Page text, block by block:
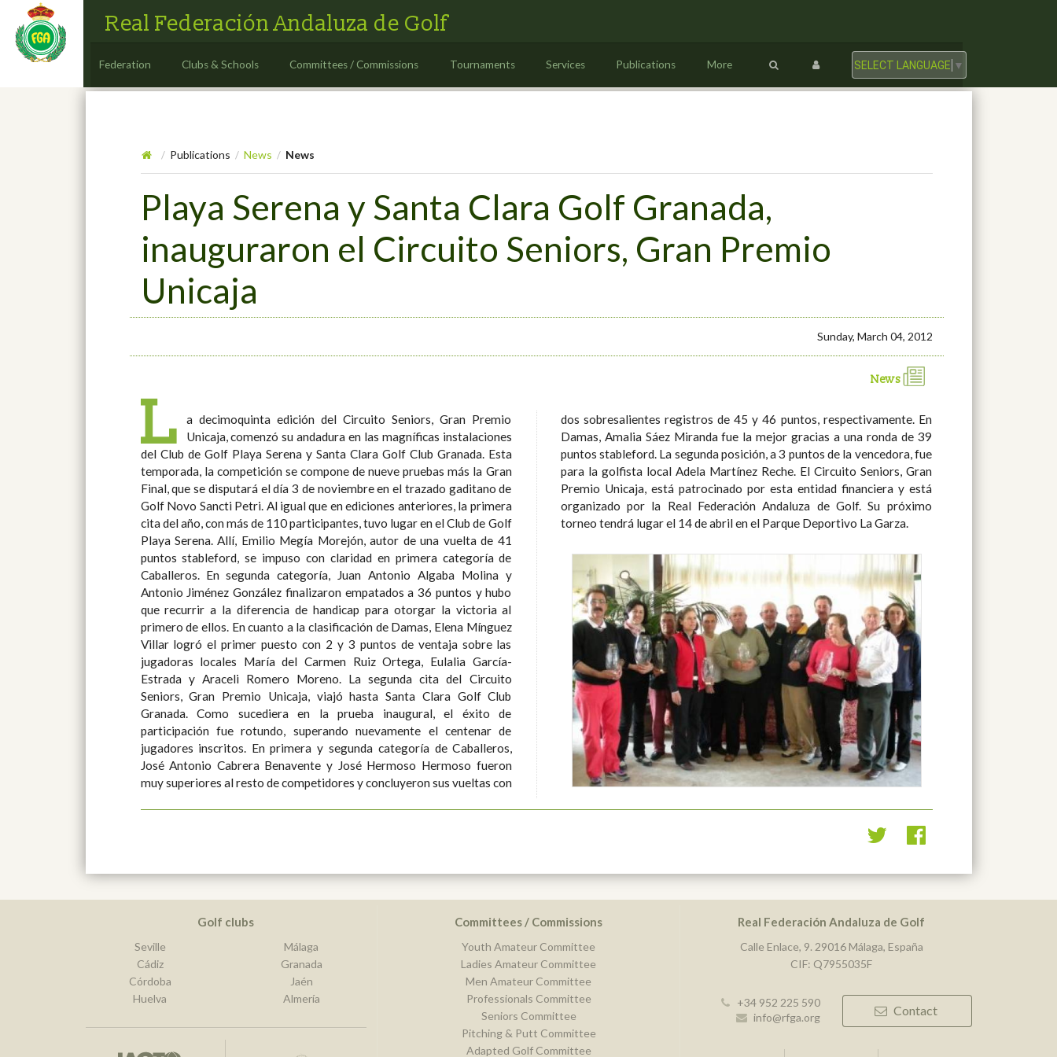
Real Federación Andaluza de Golf
Federation Clubs & Schools Committees / Commissions Tournaments Services Publications More SELECT LANGUAGE ▼
/ Publications / News / News
Playa Serena y Santa Clara Golf Granada,
inauguraron el Circuito Seniors, Gran Premio
Unicaja
Sunday, March 04, 2012
News
L
a decimoquinta edición del Circuito Seniors, Gran Premio
Unicaja, comenzó su andadura en las magníficas instalaciones
del Club de Golf Playa Serena y Santa Clara Golf Club Granada. Esta
temporada, la competición se compone de nueve pruebas más la Gran
Final, que se disputará el día 3 de noviembre en el trazado gaditano de
Golf Novo Sancti Petri. Al igual que en ediciones anteriores, la primera
cita del año, con más de 110 participantes, tuvo lugar en el Club de Golf
Playa Serena. Allí, Emilio Megía Morejón, autor de una vuelta de 41
puntos stableford, se impuso con claridad en primera categoría de
Caballeros. En segunda categoría, Juan Antonio Algaba Molina y
Antonio Jiménez González finalizaron empatados a 36 puntos y hubo
que recurrir a la diferencia de handicap para otorgar la victoria al
primero de ellos. En cuanto a la clasificación de Damas, Elena Mínguez
Villar logró el primer puesto con 2 y 3 puntos de ventaja sobre las
jugadoras locales María del Carmen Ruiz Ortega, Eulalia García-
Estrada y Araceli Romero Moreno. La segunda cita del Circuito
Seniors, Gran Premio Unicaja, viajó hasta Santa Clara Golf Club
Granada. Como sucediera en la prueba inaugural, el éxito de
participación fue rotundo, superando nuevamente el centenar de
jugadores inscritos. En primera y segunda categoría de Caballeros,
José Antonio Cabrera Benavente y José Hermoso Hermoso fueron
muy superiores al resto de competidores y concluyeron sus vueltas con
dos sobresalientes registros de 45 y 46 puntos, respectivamente. En
Damas, Amalia Sáez Miranda fue la mejor gracias a una ronda de 39
puntos stableford. La segunda posición, a 3 puntos de la vencedora, fue
para la golfista local Adela Martínez Reche. El Circuito Seniors, Gran
Premio Unicaja, está patrocinado por esta entidad financiera y está
organizado por la Real Federación Andaluza de Golf. Su próximo
torneo tendrá lugar el 14 de abril en el Parque Deportivo La Garza.
Golf clubs
Seville
Cádiz
Córdoba
Huelva
Málaga
Granada
Jaén
Almería
Committees / Commissions
Youth Amateur Committee
Ladies Amateur Committee
Men Amateur Committee
Professionals Committee
Seniors Committee
Pitching & Putt Committee
Adapted Golf Committee
Real Federación Andaluza de Golf
Calle Enlace, 9. 29016 Málaga, España
CIF: Q7955035F
+34 952 225 590
info@rfga.org
Contact